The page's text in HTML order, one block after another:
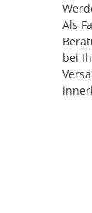
Als
bei